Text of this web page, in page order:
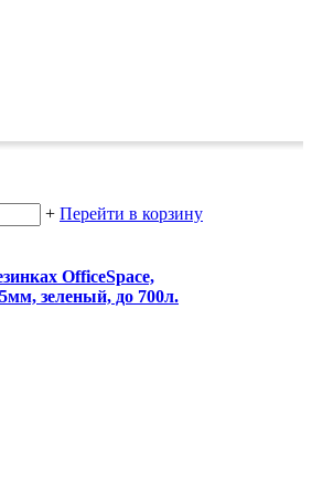
+ Перейти в корзину
OfficeSpace,
зеленый, до 700л.